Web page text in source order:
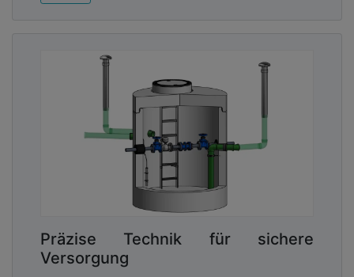
Präzise Technik für sichere
Versorgung